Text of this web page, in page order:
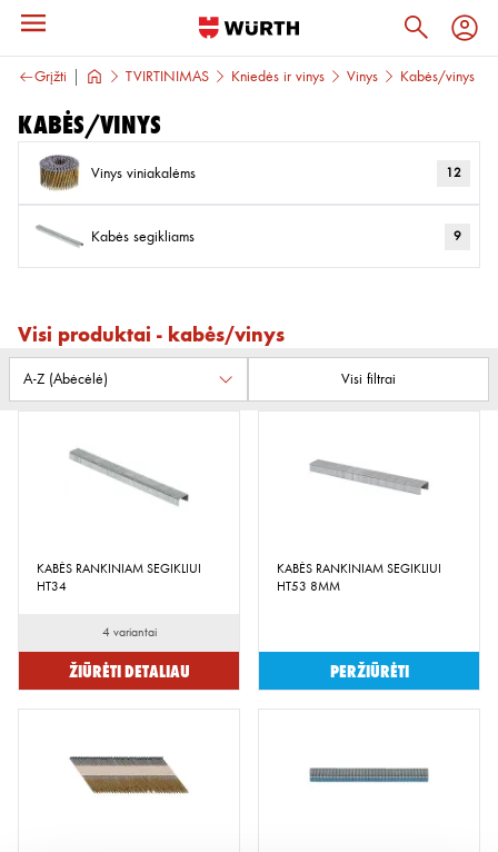
Grįžti TVIRTINIMAS Kniedės ir vinys Vinys Kabės/vinys
Kabės/vinys
Vinys viniakalėms 12
Kabės segikliams 9
Visi produktai - kabės/vinys
Visi filtrai
KABĖS RANKINIAM SEGIKLIUI
HT34
4 variantai
Žiūrėti detaliau
KABĖS RANKINIAM SEGIKLIUI
HT53 8MM
Peržiūrėti